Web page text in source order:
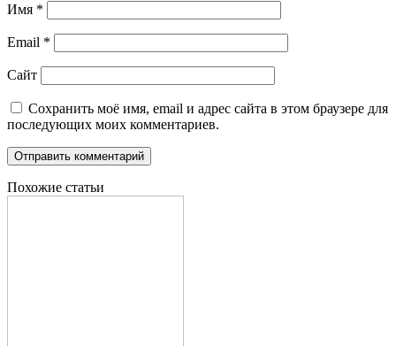
Имя *
Email *
Сайт
Сохранить моё имя, email и адрес сайта в этом браузере для
последующих моих комментариев.
Похожие статьи